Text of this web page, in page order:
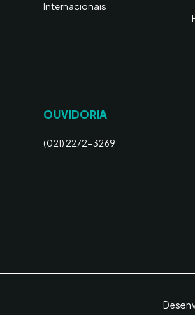
Internacionais
OUVIDORIA
(021) 2272-3269